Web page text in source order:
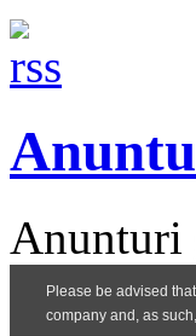
Anunturi